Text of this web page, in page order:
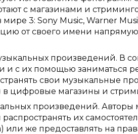
с магазинами и
3: Sony Music, Warner
от своего имени
произведений. В
и с их помощью заниматься
свои музыкальные
в цифровые магазины и
произведений. Авторы
их
или же предоставлять на